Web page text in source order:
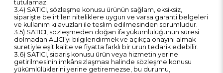
tutulamaz.
3.4) SATICI, sözleşme konusu ürünün sağlam, eksiksiz,
siparişte belirtilen niteliklere uygun ve varsa garanti belgeleri
ve kullanım kılavuzları ile teslim edilmesinden sorumludur.
3.5) SATICI, sözleşmeden doğan ifa yükümlülüğünün süresi
dolmadan ALICI’yı bilgilendirmek ve açıkça onayını almak
suretiyle eşit kalite ve fiyatta farklı bir ürün tedarik edebilir.
3.6) SATICI, sipariş konusu ürün veya hizmetin yerine
getirilmesinin imkânsızlaşması halinde sözleşme konusu
yükümlülüklerini yerine getiremezse, bu durumu,